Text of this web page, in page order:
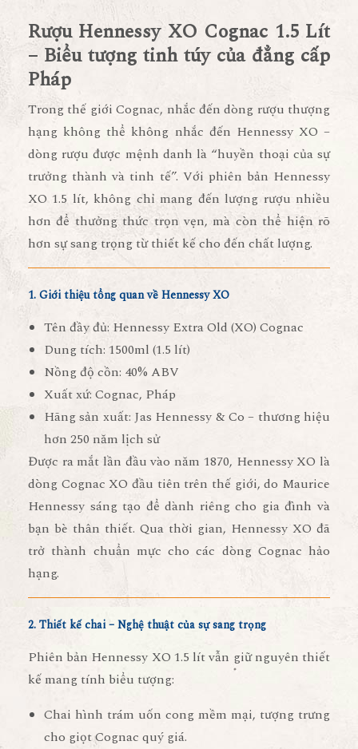
Rượu Hennessy XO Cognac 1.5 Lít
– Biểu tượng tinh túy của đẳng cấp
Pháp
Trong thế giới Cognac, nhắc đến dòng rượu thượng
hạng không thể không nhắc đến Hennessy XO –
dòng rượu được mệnh danh là “huyền thoại của sự
trưởng thành và tinh tế”. Với phiên bản Hennessy
XO 1.5 lít, không chỉ mang đến lượng rượu nhiều
hơn để thưởng thức trọn vẹn, mà còn thể hiện rõ
hơn sự sang trọng từ thiết kế cho đến chất lượng.
1. Giới thiệu tổng quan về Hennessy XO
Tên đầy đủ: Hennessy Extra Old (XO) Cognac
Dung tích: 1500ml (1.5 lít)
Nồng độ cồn: 40% ABV
Xuất xứ: Cognac, Pháp
Hãng sản xuất: Jas Hennessy & Co – thương hiệu
hơn 250 năm lịch sử
Được ra mắt lần đầu vàonăm 1870, Hennessy XO là
dòng Cognac XO đầu tiên trên thế giới, do Maurice
Hennessy sáng tạo để dành riêng cho gia đình và
bạn bè thân thiết. Qua thời gian, Hennessy XO đã
trở thành chuẩn mực cho các dòng Cognac hảo
hạng.
2. Thiết kế chai – Nghệ thuật của sự sang trọng
Phiên bản Hennessy XO 1.5 lít vẫn giữ nguyên thiết
kế mang tính biểu tượng:
Chai hình trám uốn cong mềm mại, tượng trưng
cho giọt Cognac quý giá.